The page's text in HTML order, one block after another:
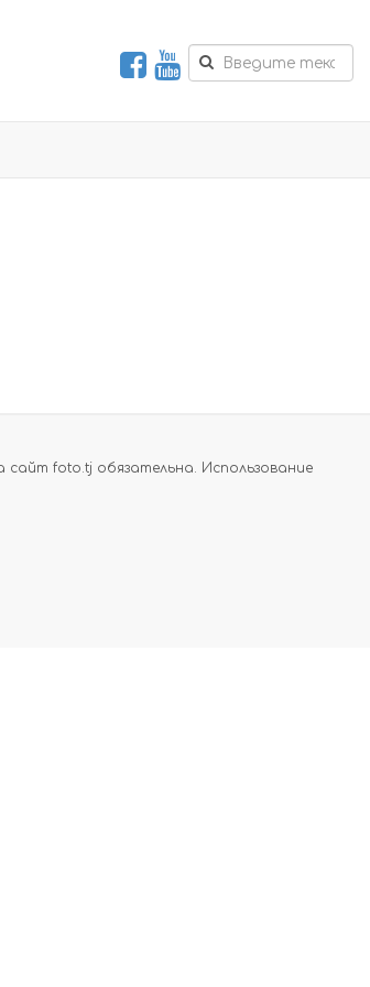
foto.tj обязательна. Использование